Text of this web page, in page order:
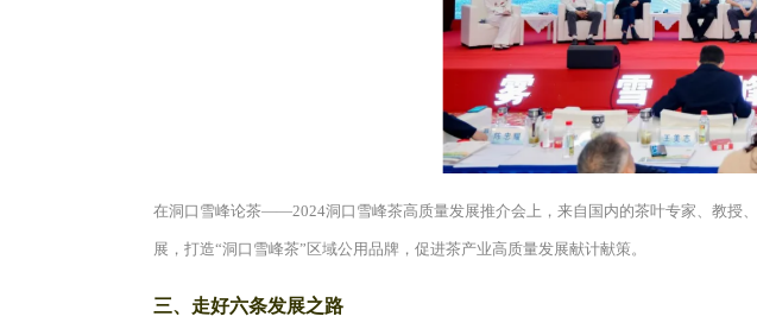
在洞口雪峰论茶——2024洞口雪峰茶高质量发展推介会上，来自国内的茶叶专家、教授
展，打造“洞口雪峰茶”区域公用品牌，促进茶产业高质量发展献计献策。
三、走好六条发展之路